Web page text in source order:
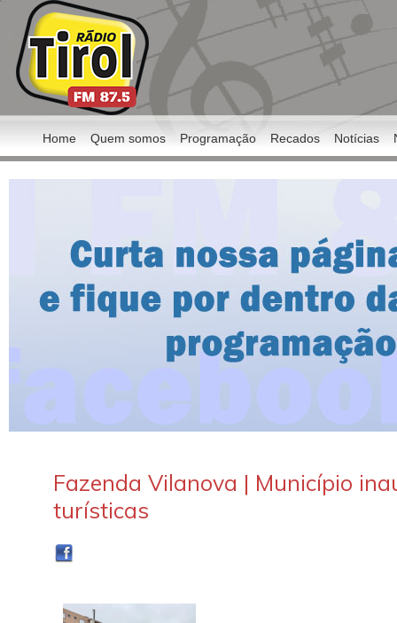
Home Quem somos Programação Recados Notícias
Fazenda Vilanova | Município
turísticas